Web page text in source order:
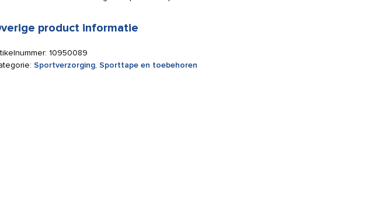
product informatie
10950089
Sportverzorging, Sporttape en toebehoren